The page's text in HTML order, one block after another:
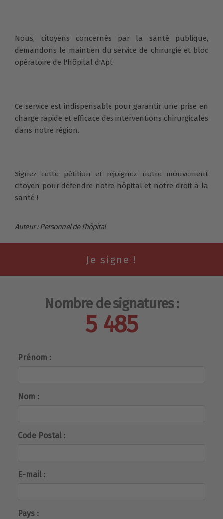
Nous, citoyens concernés par la santé publique,
demandons le maintien du service de chirurgie et bloc
opératoire de l'hôpital d'Apt.
Ce service est indispensable pour garantir une prise en
charge rapide et efficace des interventions chirurgicales
dans notre région.
Signez cette pétition et rejoignez notre mouvement
citoyen pour défendre notre hôpital et notre droit à la
santé !
Auteur : Personnel de l'hôpital
Nombre de signatures :
5 485
Prénom :
Nom :
Code Postal :
E-mail :
Pays :